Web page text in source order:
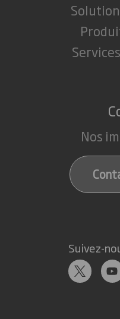
Nos
Suivez-